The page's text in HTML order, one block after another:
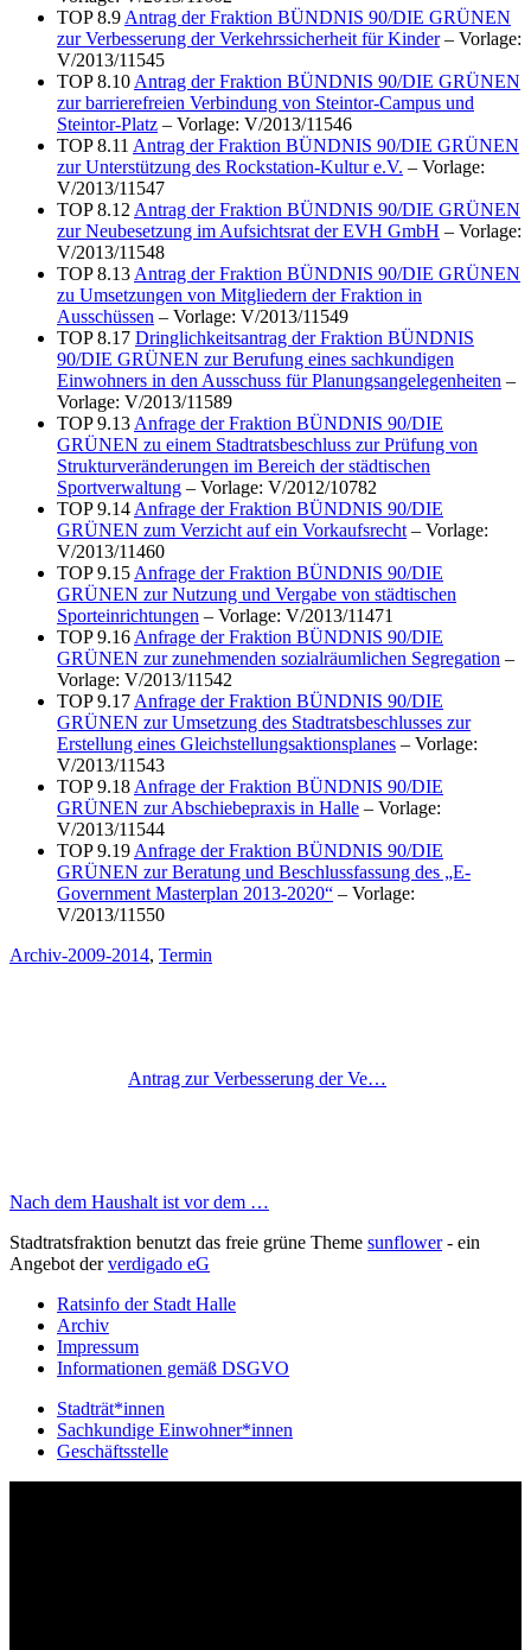
TOP 8.9 Antrag der Fraktion BÜNDNIS 90/DIE GRÜNEN
zur Verbesserung der Verkehrssicherheit für Kinder– Vorlage:
V/2013/11545
TOP 8.10 Antrag der Fraktion BÜNDNIS 90/DIE GRÜNEN
zur barrierefreien Verbindung von Steintor-Campus und
Steintor-Platz – Vorlage: V/2013/11546
TOP 8.11 Antrag der Fraktion BÜNDNIS 90/DIE GRÜNEN
zur Unterstützung des Rockstation-Kultur e.V. – Vorlage:
V/2013/11547
TOP 8.12 Antrag der Fraktion BÜNDNIS 90/DIE GRÜNEN
zur Neubesetzung im Aufsichtsrat der EVH GmbH – Vorlage:
V/2013/11548
TOP 8.13 Antrag der Fraktion BÜNDNIS 90/DIE GRÜNEN
zu Umsetzungen von Mitgliedern der Fraktion in
Ausschüssen – Vorlage: V/2013/11549
TOP 8.17 Dringlichkeitsantrag der Fraktion BÜNDNIS
90/DIE GRÜNEN zur Berufung eines sachkundigen
Einwohners in den Ausschuss für Planungsangelegenheiten –
Vorlage: V/2013/11589
TOP 9.13 Anfrage der Fraktion BÜNDNIS 90/DIE
GRÜNEN zu einem Stadtratsbeschluss zur Prüfung von
Strukturveränderungen im Bereich der städtischen
Sportverwaltung – Vorlage: V/2012/10782
TOP 9.14 Anfrage der Fraktion BÜNDNIS 90/DIE
GRÜNEN zum Verzicht auf ein Vorkaufsrecht – Vorlage:
V/2013/11460
TOP 9.15 Anfrage der Fraktion BÜNDNIS 90/DIE
GRÜNEN zur Nutzung und Vergabe von städtischen
Sporteinrichtungen – Vorlage: V/2013/11471
TOP 9.16 Anfrage der Fraktion BÜNDNIS 90/DIE
GRÜNEN zur zunehmenden sozialräumlichen Segregation –
Vorlage: V/2013/11542
TOP 9.17 Anfrage der Fraktion BÜNDNIS 90/DIE
GRÜNEN zur Umsetzung des Stadtratsbeschlusses zur
Erstellung eines Gleichstellungsaktionsplanes – Vorlage:
V/2013/11543
TOP 9.18 Anfrage der Fraktion BÜNDNIS 90/DIE
GRÜNEN zur Abschiebepraxis in Halle – Vorlage:
V/2013/11544
TOP 9.19 Anfrage der Fraktion BÜNDNIS 90/DIE
GRÜNEN zur Beratung und Beschlussfassung des „E-
Government Masterplan 2013-2020“ – Vorlage:
V/2013/11550
Archiv-2009-2014, Termin
Antrag zur Verbesserung der Ve…
Nach dem Haushalt ist vor dem …
Stadtratsfraktion benutzt das freie grüne Theme sunflower‐ ein
Angebot derverdigado eG
Ratsinfo der Stadt Halle
Archiv
Impressum
Informationen gemäß DSGVO
Stadträt*innen
Sachkundige Einwohner*innen
Geschäftsstelle